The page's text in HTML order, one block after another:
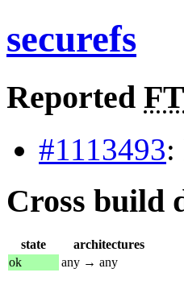
securefs
Reported
#1113493:
Cross build
state
architectures
ok
any → any